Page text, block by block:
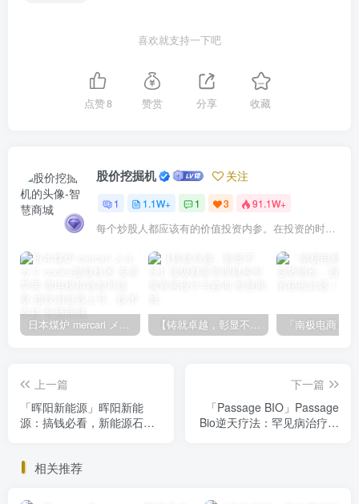
喜欢就支持一下吧
点赞8 赞赏 分享 收藏
股价挖掘机 关注
1 1.1W+ 1 3 91.1W+
每个炒股人都应该有的价值投资内参。在投资的时候，我们把自己看成是企业分析师——而不是市场分析师，也不是宏观经济分析师，更不是证券分析师。
上一篇
「晖阳新能源」晖阳新能
源：搞钱必看，新能源石墨
下一篇
「Passage BIO」Passage
Bio逆天疗法：罕见病治疗新
相关推荐